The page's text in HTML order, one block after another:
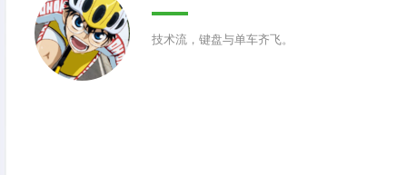
技术流，键盘与单车齐飞。